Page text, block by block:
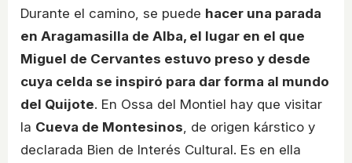
Durante el camino, se puede hacer una parada
en Aragamasilla de Alba, el lugar en el que
Miguel de Cervantes estuvo preso y desde
cuya celda se inspiró para dar forma al mundo
del Quijote. En Ossa del Montiel hay que visitar
la Cueva de Montesinos , de origen kárstico y
declarada Bien de Interés Cultural. Es en ella